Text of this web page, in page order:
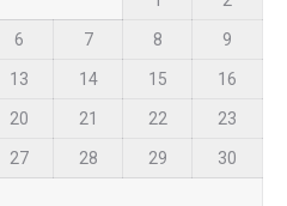
6 7 8 9
13 14 15 16
20 21 22 23
27 28 29 30